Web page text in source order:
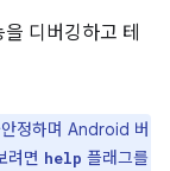
디버깅하고 테
정하며 Android 버
려면 help 플래그를